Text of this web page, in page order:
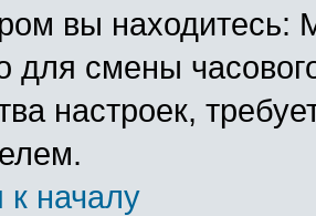
вы
для смены
настроек,
к началу